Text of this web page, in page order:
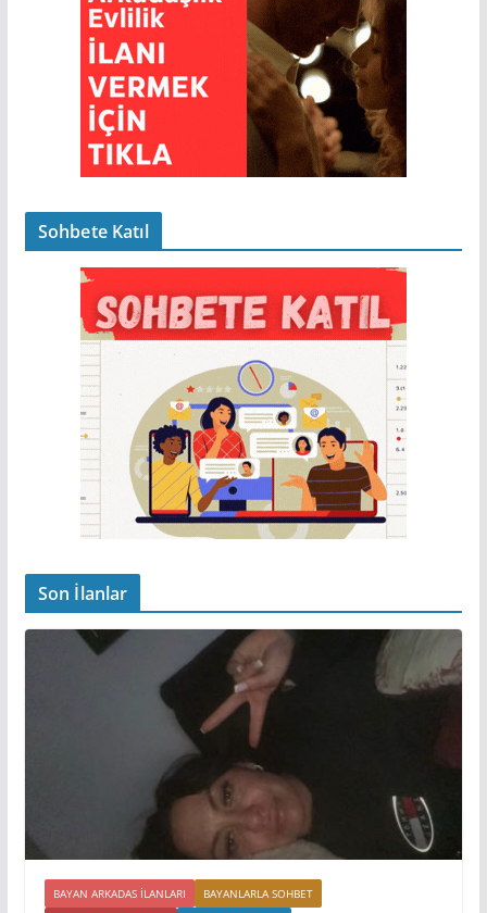
Sohbete Katıl
Son İlanlar
BAYAN ARKADAS ILANLARI
BAYANLARLA SOHBET